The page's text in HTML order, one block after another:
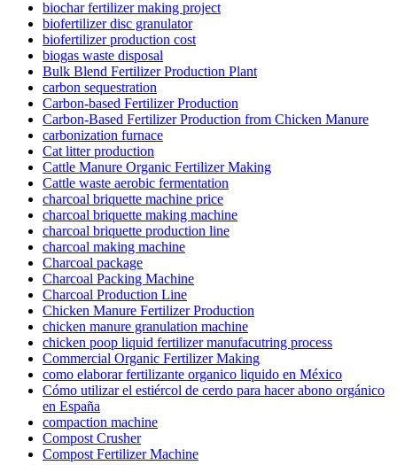
biochar fertilizer making project
biofertilizer disc granulator
biofertilizer production cost
biogas waste disposal
Bulk Blend Fertilizer Production Plant
carbon sequestration
Carbon-based Fertilizer Production
Carbon-Based Fertilizer Production from Chicken Manure
carbonization furnace
Cat litter production
Cattle Manure Organic Fertilizer Making
Cattle waste aerobic fermentation
charcoal briquette machine price
charcoal briquette making machine
charcoal briquette production line
charcoal making machine
Charcoal package
Charcoal Packing Machine
Charcoal Production Line
Chicken Manure Fertilizer Production
chicken manure granulation machine
chicken poop liquid fertilizer manufacutring process
Commercial Organic Fertilizer Making
como elaborar fertilizante organico liquido en México
Cómo utilizar el estiércol de cerdo para hacer abono orgánico
en España
compaction machine
Compost Crusher
Compost Fertilizer Machine